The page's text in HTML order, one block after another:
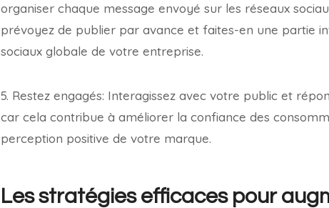
organiser chaque message envoyé sur les réseaux
prévoyez de publier par avance et faites-en une partie
sociaux globale de votre entreprise.
5. Restez engagés: Interagissez avec votre public et
car cela contribue à améliorer la confiance des
perception positive de votre marque.
Les stratégies efficaces pour